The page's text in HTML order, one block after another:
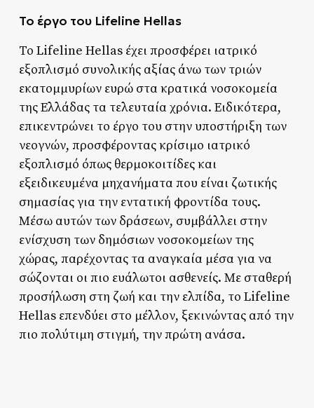
Το έργο του Lifeline Hellas
Το Lifeline Hellas έχει προσφέρει ιατρικό
εξοπλισμό συνολικής αξίας άνω των τριών
εκατομμυρίων ευρώ στα κρατικά νοσοκομεία
της Ελλάδας τα τελευταία χρόνια. Ειδικότερα,
επικεντρώνει το έργο του στην υποστήριξη των
νεογνών, προσφέροντας κρίσιμο ιατρικό
εξοπλισμό όπως θερμοκοιτίδες και
εξειδικευμένα μηχανήματα που είναι ζωτικής
σημασίας για την εντατική φροντίδα τους.
Μέσω αυτών των δράσεων, συμβάλλει στην
ενίσχυση των δημόσιων νοσοκομείων της
χώρας, παρέχοντας τα αναγκαία μέσα για να
σώζονται οι πιο ευάλωτοι ασθενείς. Με σταθερή
προσήλωση στη ζωή και την ελπίδα, το Lifeline
Hellas επενδύει στο μέλλον, ξεκινώντας από την
πιο πολύτιμη στιγμή, την πρώτη ανάσα.